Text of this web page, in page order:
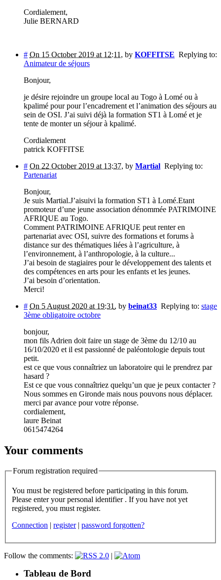
Cordialement,
Julie BERNARD
# On 15 October 2019 at 12:11 , by KOFFITSE Replying to:
Animateur de séjours
Bonjour,
je désire rejoindre un groupe local au Togo à Lomé ou à
kpalimé pour pour l’encadrement et l’animation des séjours au
sein de OSI. J’ai suivi déjà la formation ST1 à Lomé et je
tente de monter un séjour à kpalimé.
Cordialement
patrick KOFFITSE
# On 22 October 2019 at 13:37, by Martial Replying to:
Partenariat
Bonjour,
Je suis Martial.J’aisuivi la formation ST1 à Lomé.Etant
promoteur d’une jeune association dénommée PATRIMOINE
AFRIQUE au Togo.
Comment PATRIMOINE AFRIQUE peut renter en
partenariat avec OSI, suivre des formations et forums à
distance sur des thématiques liées à l’agriculture, à
l’environnement, à l’anthropologie, à la culture...
J’ai besoin de stagiaires pour le développement des talents et
des compétences en arts pour les enfants et les jeunes.
J’ai besoin d’orientation.
Merci!
# On 5 August 2020 at 19:31 , by beinat33 Replying to: stage
3ème obligatoire octobre
bonjour,
mon fils Adrien doit faire un stage de 3ème du 12/10 au
16/10/2020 et il est passionné de paléontologie depuis tout
petit.
est ce que vous connaîtriez un laboratoire qui le prendrez par
hasard ?
Est ce que vous connaîtriez quelqu’un que je peux contacter ?
Nous sommes en Gironde mais nous pouvons nous déplacer.
merci par avance pour votre réponse.
cordialement,
laure Beinat
0615474264
Your comments
Forum registration required
You must be registered before participating in this forum.
Please enter your personal identifier . If you have not yet
registered, you must register.
Connection | register | password forgotten?
Follow the comments: |
Tableau de Bord